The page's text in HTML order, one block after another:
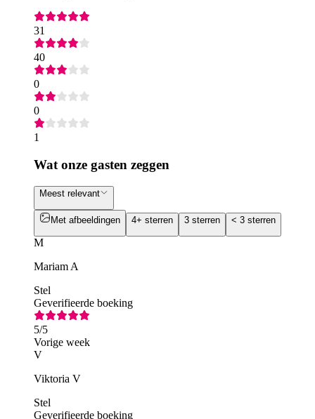
31
40
0
0
1
Wat onze gasten zeggen
Meest relevant
Met afbeeldingen 4+ sterren 3 sterren < 3 sterren
M
Mariam A
Stel
Geverifieerde boeking
5/5
Vorige week
V
Viktoria V
Stel
Geverifieerde boeking